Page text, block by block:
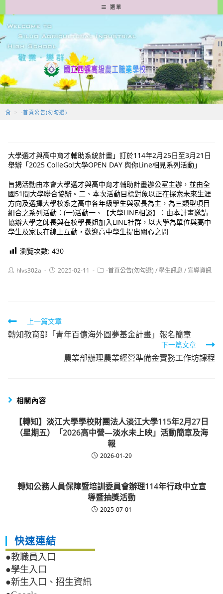
轉
至
要
容
選單
> -首頁公告(勿勾選)
大學選才與高中育才輔助系統計畫」訂於114年2月25日至3月21日
舉辦「2025 ColleGo!大學OPEN DAY 與你Line相見系列活動」
旨揭活動由本會大學選才與高中育才輔助計畫辦公室主辦，並由全
國51間大學聯合協辦。二、本次活動目標對象以正在探索未來生涯
方向及選擇大學校系之高中各年級學生與家長為主，為三類型項目
組合之系列活動：(一)活動一、【大學LINE相談】：由本計畫邀請
協辦大學之師長與在校學長姐加入LINE社群，以大學為單位與高中
學生及家長在線上互動，歡迎高中學生提出關心之問
瀏覽次數: 430
Posthlvs302a
Post2025-02-11
Post-首頁公告(勿勾選) /學生訊息 / 宣導資訊
Read
more
上一篇文章
轉知教育部「青年百億海外圓夢基金計畫」報名簡章
下一篇文章
農業部辦理農業經營準備金實務工作坊課程
相關內容
【轉知】淡江大學學校財團法人淡江大學115年2月27日
（星期五）「2026高中營—淡水未上映」活動簡章及海
報
2026-01-29
轉知公務人員保障暨培訓委員會辦理114年行政中立宣
導暨抽獎活動
2025-07-01
快速連結
●教職員入口
●學生入口
●新生入口、招生資訊